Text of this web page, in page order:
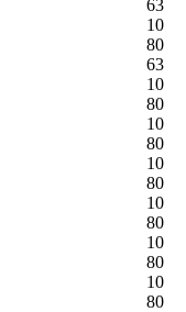
63
10
80
63
10
80
10
80
10
80
10
80
10
80
10
80